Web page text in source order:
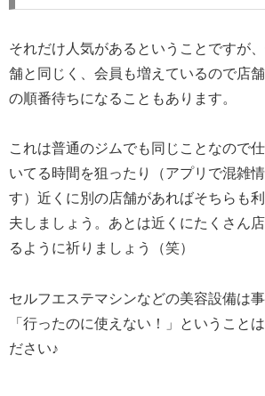
それだけ人気があるということですが
舗と同じく、会員も増えているので店
の順番待ちになることもあります。
これは普通のジムでも同じことなので
いてる時間を狙ったり（アプリで混雑
す）近くに別の店舗があればそちらも
夫しましょう。あとは近くにたくさん
るように祈りましょう（笑）
セルフエステマシンなどの美容設備は
「行ったのに使えない！」ということ
ださい♪